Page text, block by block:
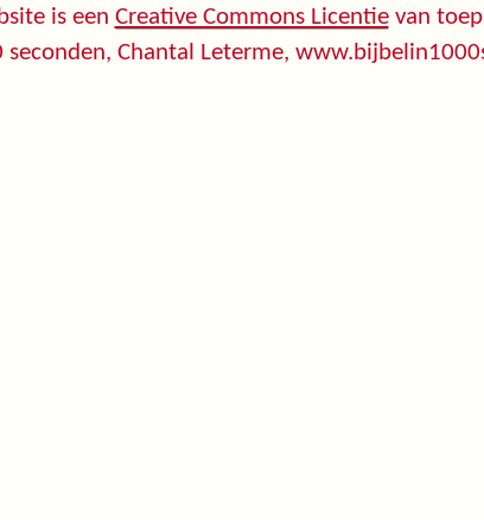
is een Creative Commons Licentievan
seconden, Chantal Leterme,